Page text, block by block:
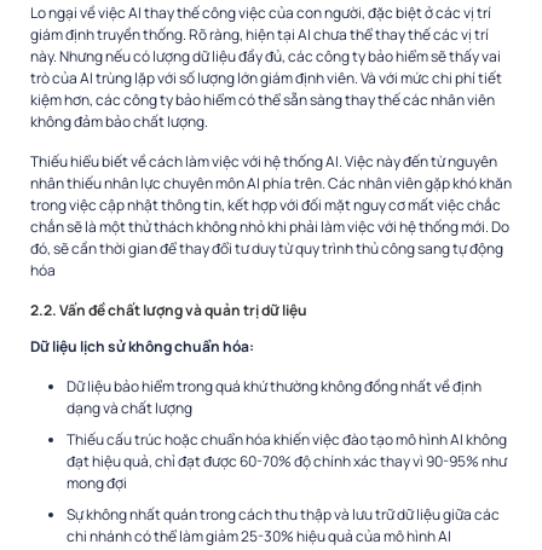
Lo ngại về việc AI thay thế công việc của con người, đặc biệt ở các vị trí
giám định truyền thống. Rõ ràng, hiện tại AI chưa thể thay thế các vị trí
này. Nhưng nếu có lượng dữ liệu đầy đủ, các công ty bảo hiểm sẽ thấy vai
trò của AI trùng lặp với số lượng lớn giám định viên. Và với mức chi phí tiết
kiệm hơn, các công ty bảo hiểm có thể sẵn sàng thay thế các nhân viên
không đảm bảo chất lượng.
Thiếu hiểu biết về cách làm việc với hệ thống AI. Việc này đến từ nguyên
nhân thiếu nhân lực chuyên môn AI phía trên. Các nhân viên gặp khó khăn
trong việc cập nhật thông tin, kết hợp với đối mặt nguy cơ mất việc chắc
chắn sẽ là một thử thách không nhỏ khi phải làm việc với hệ thống mới. Do
đó, sẽ cần thời gian để thay đổi tư duy từ quy trình thủ công sang tự động
hóa
2.2. Vấn đề chất lượng và quản trị dữ liệu
Dữ liệu lịch sử không chuẩn hóa:
Dữ liệu bảo hiểm trong quá khứ thường không đồng nhất về định
dạng và chất lượng
Thiếu cấu trúc hoặc chuẩn hóa khiến việc đào tạo mô hình AI không
đạt hiệu quả, chỉ đạt được 60-70% độ chính xác thay vì 90-95% như
mong đợi
Sự không nhất quán trong cách thu thập và lưu trữ dữ liệu giữa các
chi nhánh có thể làm giảm 25-30% hiệu quả của mô hình AI